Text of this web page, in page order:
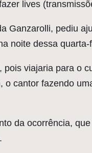
lives
Ganzarolli, pediu
noite dessa
viajaria para o
cantor fazendo
da ocorrência,